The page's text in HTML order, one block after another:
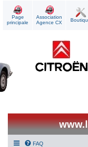
Page
principale
Association
Agence CX
FAQ